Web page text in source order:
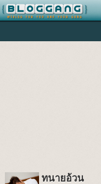
ทนายอ้วน